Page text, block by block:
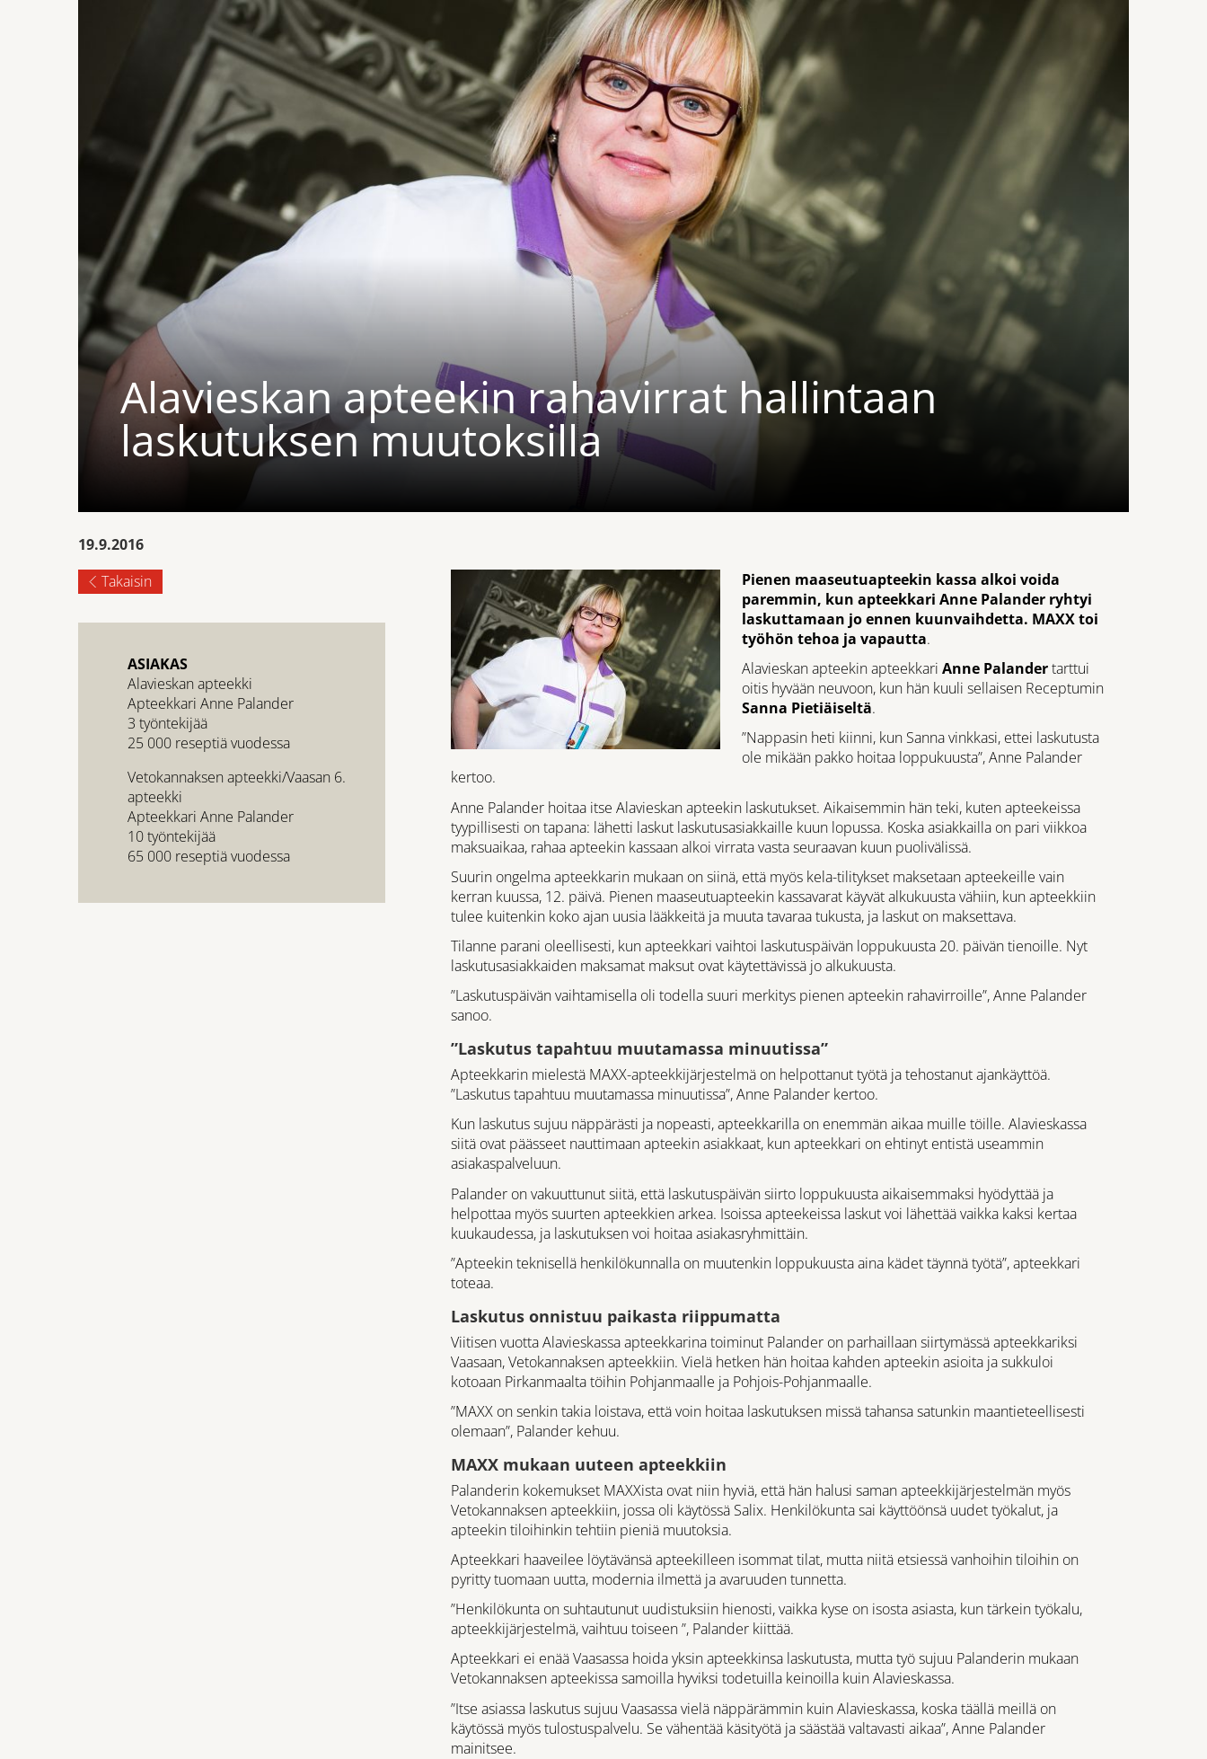
Alavieskan apteekin rahavirrat hallintaan
laskutuksen muutoksilla
19.9.2016
Takaisin
ASIAKAS
Alavieskan apteekki
Apteekkari Anne Palander
3 työntekijää
25 000 reseptiä vuodessa
Vetokannaksen apteekki/Vaasan 6.
apteekki
Apteekkari Anne Palander
10 työntekijää
65 000 reseptiä vuodessa
Pienen maaseutuapteekin kassa alkoi voida
paremmin, kun apteekkari Anne Palander ryhtyi
laskuttamaan jo ennen kuunvaihdetta. MAXX toi
työhön tehoa ja vapautta.
Alavieskan apteekin apteekkari Anne Palandertarttui
oitis hyvään neuvoon, kun hän kuuli sellaisen Receptumin
Sanna Pietiäiseltä.
”Nappasin heti kiinni, kun Sanna vinkkasi, ettei laskutusta
ole mikään pakko hoitaa loppukuusta”, Anne Palander
kertoo.
Anne Palander hoitaa itse Alavieskan apteekin laskutukset. Aikaisemmin hän teki, kuten apteekeissa
tyypillisesti on tapana: lähetti laskut laskutusasiakkaille kuun lopussa. Koska asiakkailla on pari viikkoa
maksuaikaa, rahaa apteekin kassaan alkoi virrata vasta seuraavan kuun puolivälissä.
Suurin ongelma apteekkarin mukaan on siinä, että myös kela-tilitykset maksetaan apteekeille vain
kerran kuussa, 12. päivä. Pienen maaseutuapteekin kassavarat käyvät alkukuusta vähiin, kun apteekkiin
tulee kuitenkin koko ajan uusia lääkkeitä ja muuta tavaraa tukusta, ja laskut on maksettava.
Tilanne parani oleellisesti, kun apteekkari vaihtoi laskutuspäivän loppukuusta 20. päivän tienoille. Nyt
laskutusasiakkaiden maksamat maksut ovat käytettävissä jo alkukuusta.
”Laskutuspäivän vaihtamisella oli todella suuri merkitys pienen apteekin rahavirroille”, Anne Palander
sanoo.
”Laskutus tapahtuu muutamassa minuutissa”
Apteekkarin mielestä MAXX-apteekkijärjestelmä on helpottanut työtä ja tehostanut ajankäyttöä.
”Laskutus tapahtuu muutamassa minuutissa”, Anne Palander kertoo.
Kun laskutus sujuu näppärästi ja nopeasti, apteekkarilla on enemmän aikaa muille töille. Alavieskassa
siitä ovat päässeet nauttimaan apteekin asiakkaat, kun apteekkari on ehtinyt entistä useammin
asiakaspalveluun.
Palander on vakuuttunut siitä, että laskutuspäivän siirto loppukuusta aikaisemmaksi hyödyttää ja
helpottaa myös suurten apteekkien arkea. Isoissa apteekeissa laskut voi lähettää vaikka kaksi kertaa
kuukaudessa, ja laskutuksen voi hoitaa asiakasryhmittäin.
”Apteekin teknisellä henkilökunnalla on muutenkin loppukuusta aina kädet täynnä työtä”, apteekkari
toteaa.
Laskutus onnistuu paikasta riippumatta
Viitisen vuotta Alavieskassa apteekkarina toiminut Palander on parhaillaan siirtymässä apteekkariksi
Vaasaan, Vetokannaksen apteekkiin. Vielä hetken hän hoitaa kahden apteekin asioita ja sukkuloi
kotoaan Pirkanmaalta töihin Pohjanmaalle ja Pohjois-Pohjanmaalle.
”MAXX on senkin takia loistava, että voin hoitaa laskutuksen missä tahansa satunkin maantieteellisesti
olemaan”, Palander kehuu.
MAXX mukaan uuteen apteekkiin
Palanderin kokemukset MAXXista ovat niin hyviä, että hän halusi saman apteekkijärjestelmän myös
Vetokannaksen apteekkiin, jossa oli käytössä Salix. Henkilökunta sai käyttöönsä uudet työkalut, ja
apteekin tiloihinkin tehtiin pieniä muutoksia.
Apteekkari haaveilee löytävänsä apteekilleen isommat tilat, mutta niitä etsiessä vanhoihin tiloihin on
pyritty tuomaan uutta, modernia ilmettä ja avaruuden tunnetta.
”Henkilökunta on suhtautunut uudistuksiin hienosti, vaikka kyse on isosta asiasta, kun tärkein työkalu,
apteekkijärjestelmä, vaihtuu toiseen ”, Palander kiittää.
Apteekkari ei enää Vaasassa hoida yksin apteekkinsa laskutusta, mutta työ sujuu Palanderin mukaan
Vetokannaksen apteekissa samoilla hyviksi todetuilla keinoilla kuin Alavieskassa.
”Itse asiassa laskutus sujuu Vaasassa vielä näppärämmin kuin Alavieskassa, koska täällä meillä on
käytössä myös tulostuspalvelu. Se vähentää käsityötä ja säästää valtavasti aikaa”, Anne Palander
mainitsee.